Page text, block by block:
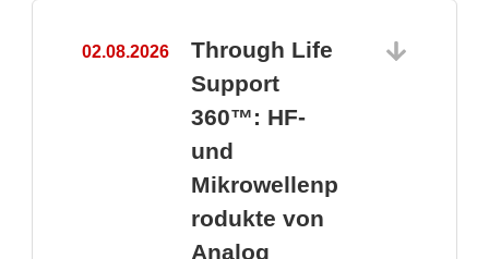
02.08.2026
Through Life
Support
360™: HF-
und
Mikrowellenp
rodukte von
Analog